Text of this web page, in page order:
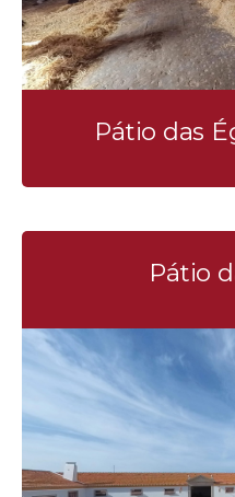
Pátio das
Pátio